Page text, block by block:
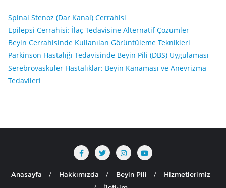
Spinal Stenoz (Dar Kanal) Cerrahisi
Epilepsi Cerrahisi: İlaç Tedavisine Alternatif Çözümler
Beyin Cerrahisinde Kullanılan Görüntüleme Teknikleri
Parkinson Hastalığı Tedavisinde Beyin Pili (DBS) Uygulaması
Serebrovasküler Hastalıklar: Beyin Kanaması ve Anevrizma
Tedavileri
Anasayfa Hakkımızda Beyin Pili
Hizmetlerimiz